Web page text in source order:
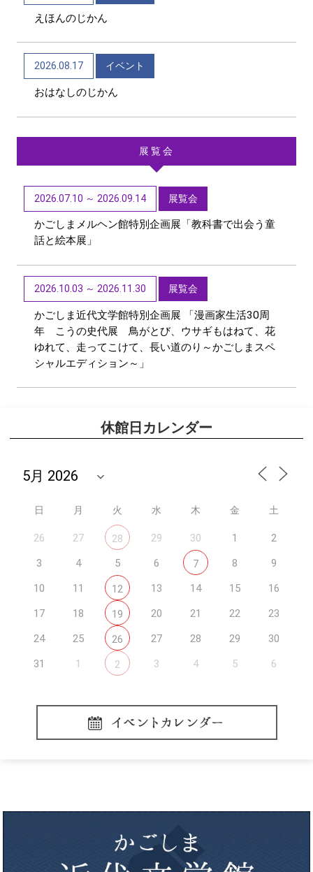
2026/06/04 トピックス
かごしま近代文学館 テーマ展「向田邦子日本を旅
する～Bon Voyage～」（11/1～R9/3/15）
えほんのじかん
2026.08.17 イベント
おはなしのじかん
展覧会
2026.07.10 ～ 2026.09.14 展覧会
かごしまメルヘン館特別企画展「教科書で出会う童
話と絵本展」
2026.10.03 ～ 2026.11.30 展覧会
かごしま近代文学館特別企画展 「漫画家生活30周
年 こうの史代展 鳥がとび、ウサギもはねて、花
ゆれて、走ってこけて、長い道のり～かごしまスペ
シャルエディション～」
休館日カレンダー
日 月 火 水 木 金 土
26 27 28 29 30 1
2
3
4 5 6 7 8
9
10
11 12 13 14 15
16
17
18 19 20 21 22
23
24
25 26 27 28 29
30
31
1 2 3 4 5 6